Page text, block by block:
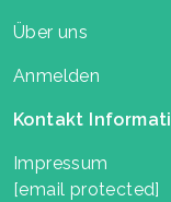
Über uns
Anmelden
Kontakt
Impressum
[email protected]